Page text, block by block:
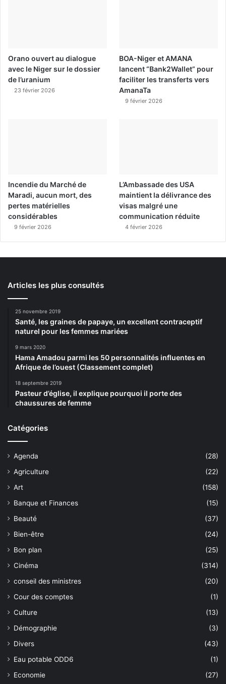
Orano ouvert au dialogue
avec le Niger sur le dossier
de l’uranium
23 février 2026
BOA-Niger et AMANA
lancent “Bank2Wallet” pour
faciliter les transferts vers
AmanaTa
9 février 2026
Incendie du Marché de
Maradi, aucun mort, des
pertes matérielles
considérables
9 février 2026
L’Ambassade des USA
maintient la délivrance des
visas malgré une
communication réduite
4 février 2026
Articles les plus consultés
25 novembre 2019
Santé, les graines de papaye, un excellent contraceptif
naturel pour les femmes mariées
9 mars 2020
Hama Amadou parmi les 50 personnalités influentes en
Afrique de l’ouest (Classement complet)
18 septembre 2019
Pasteur d’église, il explique pourquoi il porte des
chaussures de femme
Catégories
Agenda
(28)
Agriculture
(22)
Art
(158)
Banque et Finances
(15)
Beauté
(37)
Bien-être
(24)
Bon plan
(25)
Cinéma
(314)
conseil des ministres
(20)
Cour des comptes
(1)
Culture
(13)
Démographie
(3)
Divers
(43)
Eau potable ODD6
(1)
Economie
(27)